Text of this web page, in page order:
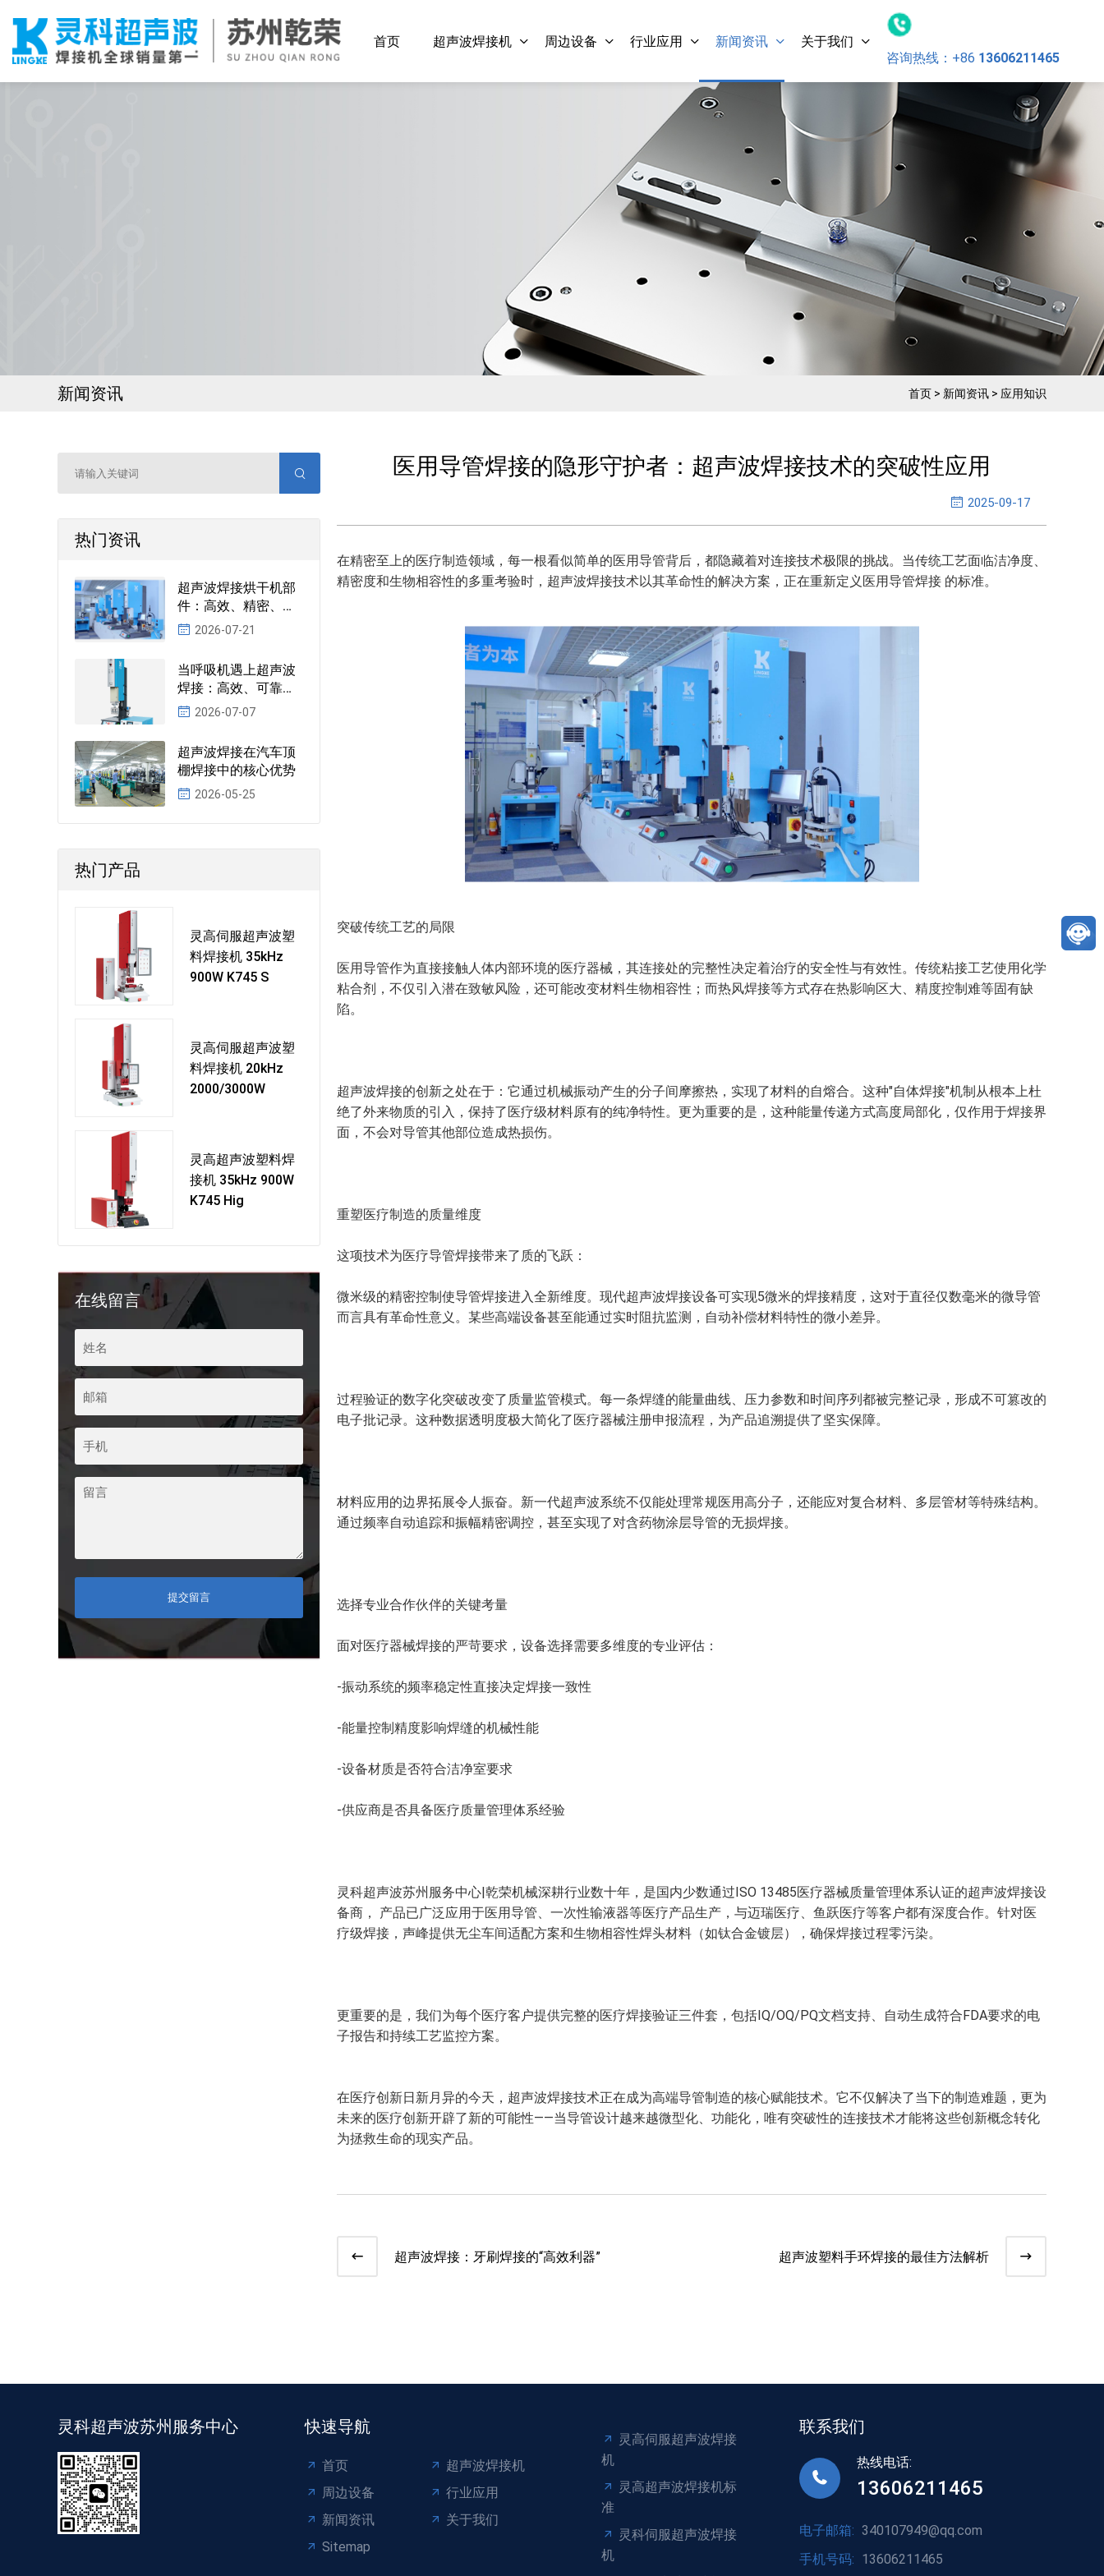
首页 超声波焊接机 周边设备 行业应用 新闻资讯
关于我们
咨询热线： +86 13606211465
新闻资讯 首页 > 新闻资讯 > 应用知识
热门资讯
超声波焊接烘干机部
件：高效、精密、环
保的制造新选择
2026-07-21
当呼吸机遇上超声波
焊接：高效、可靠的
制造新解法
2026-07-07
超声波焊接在汽车顶
棚焊接中的核心优势
2026-05-25
热门产品
灵高伺服超声波塑
料焊接机 35kHz
900W K745 S
灵高伺服超声波塑
料焊接机 20kHz
2000/3000W
灵高超声波塑料焊
接机 35kHz 900W
K745 Hig
在线留言
提交留言
医用导管焊接的隐形守护者：超声波焊接技术的突破性应用
2025-09-17
在精密至上的医疗制造领域，每一根看似简单的医用导管背后，都隐藏着对连接技术极限的挑战。当传统工艺面临洁净度、
精密度和生物相容性的多重考验时，超声波焊接技术以其革命性的解决方案，正在重新定义医用导管焊接 的标准。
突破传统工艺的局限
医用导管作为直接接触人体内部环境的医疗器械，其连接处的完整性决定着治疗的安全性与有效性。传统粘接工艺使用化学
粘合剂，不仅引入潜在致敏风险，还可能改变材料生物相容性；而热风焊接等方式存在热影响区大、精度控制难等固有缺
陷。
超声波焊接的创新之处在于：它通过机械振动产生的分子间摩擦热，实现了材料的自熔合。这种"自体焊接"机制从根本上杜
绝了外来物质的引入，保持了医疗级材料原有的纯净特性。更为重要的是，这种能量传递方式高度局部化，仅作用于焊接界
面，不会对导管其他部位造成热损伤。
重塑医疗制造的质量维度
这项技术为医疗导管焊接带来了质的飞跃：
微米级的精密控制使导管焊接进入全新维度。现代超声波焊接设备可实现5微米的焊接精度，这对于直径仅数毫米的微导管
而言具有革命性意义。某些高端设备甚至能通过实时阻抗监测，自动补偿材料特性的微小差异。
过程验证的数字化突破改变了质量监管模式。每一条焊缝的能量曲线、压力参数和时间序列都被完整记录，形成不可篡改的
电子批记录。这种数据透明度极大简化了医疗器械注册申报流程，为产品追溯提供了坚实保障。
材料应用的边界拓展令人振奋。新一代超声波系统不仅能处理常规医用高分子，还能应对复合材料、多层管材等特殊结构。
通过频率自动追踪和振幅精密调控，甚至实现了对含药物涂层导管的无损焊接。
选择专业合作伙伴的关键考量
面对医疗器械焊接的严苛要求，设备选择需要多维度的专业评估：
-振动系统的频率稳定性直接决定焊接一致性
-能量控制精度影响焊缝的机械性能
-设备材质是否符合洁净室要求
-供应商是否具备医疗质量管理体系经验
灵科超声波苏州服务中心|乾荣机械深耕行业数十年，是国内少数通过ISO 13485医疗器械质量管理体系认证的超声波焊接设
备商， 产品已广泛应用于医用导管、一次性输液器等医疗产品生产，与迈瑞医疗、鱼跃医疗等客户都有深度合作。针对医
疗级焊接，声峰提供无尘车间适配方案和生物相容性焊头材料（如钛合金镀层），确保焊接过程零污染。
更重要的是，我们为每个医疗客户提供完整的医疗焊接验证三件套，包括IQ/OQ/PQ文档支持、自动生成符合FDA要求的电
子报告和持续工艺监控方案。
在医疗创新日新月异的今天，超声波焊接技术正在成为高端导管制造的核心赋能技术。它不仅解决了当下的制造难题，更为
未来的医疗创新开辟了新的可能性——当导管设计越来越微型化、功能化，唯有突破性的连接技术才能将这些创新概念转化
为拯救生命的现实产品。
超声波焊接：牙刷焊接的“高效利器” 超声波塑料手环焊接的最佳方法解析
灵科超声波苏州服务中心 快速导航
首页
超声波焊接机
周边设备
行业应用
新闻资讯
关于我们
Sitemap
灵高伺服超声波焊接
机
灵高超声波焊接机标
准
灵科伺服超声波焊接
机
联系我们
热线电话:
13606211465
电子邮箱: 340107949@qq.com
手机号码: 13606211465